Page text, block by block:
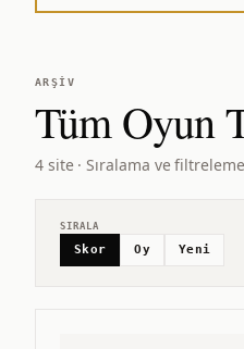
ARŞIV
TümOyun
4 site · Sıralama ve
SIRALA
Skor Oy Yeni